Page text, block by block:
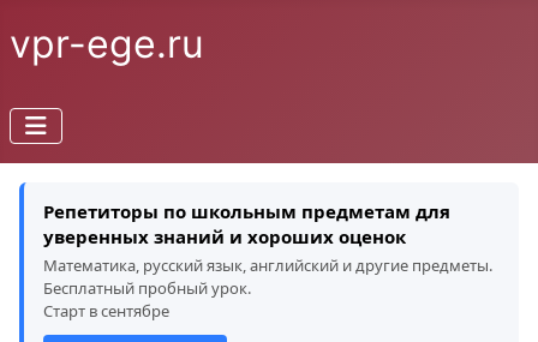
vpr-ege.ru
Репетиторы по школьным предметам для
уверенных знаний и хороших оценок
Математика, русский язык, английский и другие предметы.
Бесплатный пробный урок.
Старт в сентябре